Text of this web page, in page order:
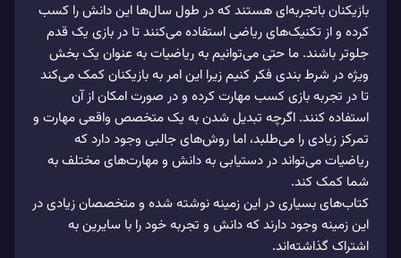
بازیکنان باتجربه‌ای هستند که در طول سال‌ها این دانش را کسب
کرده و از تکنیک‌های ریاضی استفاده می‌‌کنند تا در بازی یک قدم
جلوتر باشند. ما حتی می‌‌توانیم به ریاضیات به عنوان یک بخش
ویژه در شرط بندی فکر کنیم زیرا این امر به بازیکنان کمک می‌‌کند
تا در تجربه بازی کسب مهارت کرده و در صورت امکان از آن
استفاده کنند. اگرچه تبدیل شدن به یک متخصص واقعی مهارت و
تمرکز زیادی را می‌‌طلبد، اما روش‌های جالبی وجود دارد که
ریاضیات می‌‌تواند در دستیابی به دانش و مهارت‌های مختلف به
شما کمک کند.
کتاب‌های بسیاری در این زمینه نوشته شده و متخصصان زیادی در
این زمینه وجود دارند که دانش و تجربه خود را با سایرین به
اشتراک گذاشته‌اند.